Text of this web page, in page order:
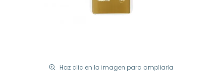
Haz clic en la imagen para ampliarla